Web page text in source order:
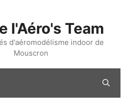
l'Aéro's Team
d'aéromodélisme indoor de
Mouscron